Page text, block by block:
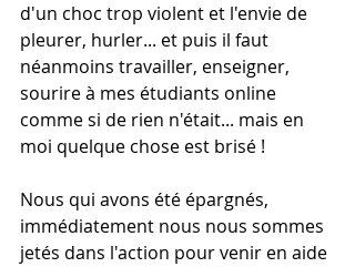
d'un choc trop violent et l'envie de
pleurer, hurler... et puis il faut
néanmoins travailler, enseigner,
sourire à mes étudiants online
comme si de rien n'était... mais en
moi quelque chose est brisé !
Nous qui avons été épargnés,
immédiatement nous nous sommes
jetés dans l'action pour venir en aide